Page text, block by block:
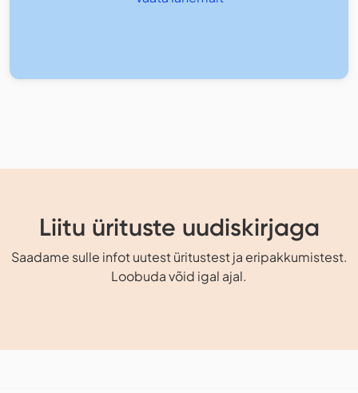
Liitu ürituste uudiskirjaga
Saadame sulle infot uutest üritustest ja eripakkumistest.
Loobuda võid igal ajal.